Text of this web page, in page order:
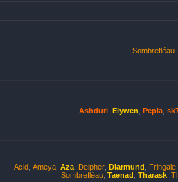
Sombrefléau
Ashdurl Elywen Pepia
Acid, Ameya, Aza, Delpher, Diarmund Fringale,
Sombrefléau, Taenad Tharask,